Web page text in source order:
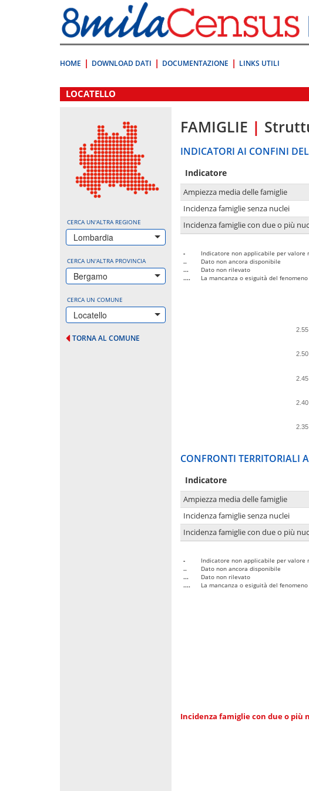
direttamente
a:
Contenuto
HOME DOWNLOAD DATI DOCUMENTAZIONE LINKS UTILI
LOCATELLO
CERCA UN'ALTRA REGIONE
Lombardia
CERCA UN'ALTRA PROVINCIA
Bergamo
CERCA UN COMUNE
Locatello
TORNA AL COMUNE
FAMIGLIE |
INDICATORI AI CONFINI
Indicatore
Ampiezza media delle famiglie
Incidenza famiglie senza nuclei
Incidenza famiglie con due o più
-
Indicatore non applicabile per valore
..
Dato non ancora disponibile
...
Dato non rilevato
....
La mancanza o esiguità del
2.35
2.40
2.45
2.50
2.55
CONFRONTI TERRITORIALI
Indicatore
Ampiezza media delle famiglie
Incidenza famiglie senza nuclei
Incidenza famiglie con due o più
-
Indicatore non applicabile per valore
..
Dato non ancora disponibile
...
Dato non rilevato
....
La mancanza o esiguità del
Incidenza famiglie con due o più